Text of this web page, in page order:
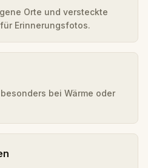
Orte und versteckte
Erinnerungsfotos.
bei Wärme oder